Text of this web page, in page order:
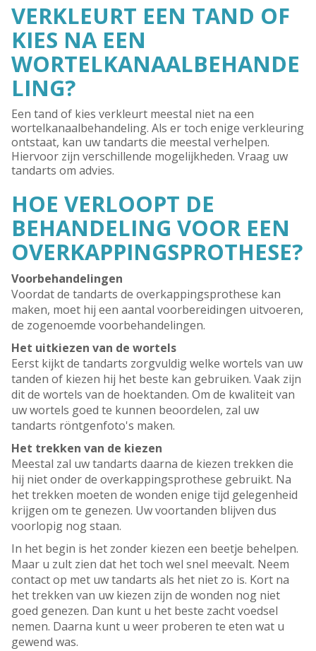
VERKLEURT EEN TAND OF
KIES NA EEN
WORTELKANAALBEHANDE
LING?
Een tand of kies verkleurt meestal niet na een
wortelkanaalbehandeling. Als er toch enige verkleuring
ontstaat, kan uw tandarts die meestal verhelpen.
Hiervoor zijn verschillende mogelijkheden. Vraag uw
tandarts om advies.
HOE VERLOOPT DE
BEHANDELING VOOR EEN
OVERKAPPINGSPROTHESE?
Voorbehandelingen
Voordat de tandarts de overkappingsprothese kan
maken, moet hij een aantal voorbereidingen uitvoeren,
de zogenoemde voorbehandelingen.
Het uitkiezen van de wortels
Eerst kijkt de tandarts zorgvuldig welke wortels van uw
tanden of kiezen hij het beste kan gebruiken. Vaak zijn
dit de wortels van de hoektanden. Om de kwaliteit van
uw wortels goed te kunnen beoordelen, zal uw
tandarts röntgenfoto's maken.
Het trekken van de kiezen
Meestal zal uw tandarts daarna de kiezen trekken die
hij niet onder de overkappingsprothese gebruikt. Na
het trekken moeten de wonden enige tijd gelegenheid
krijgen om te genezen. Uw voortanden blijven dus
voorlopig nog staan.
In het begin is het zonder kiezen een beetje behelpen.
Maar u zult zien dat het toch wel snel meevalt. Neem
contact op met uw tandarts als het niet zo is. Kort na
het trekken van uw kiezen zijn de wonden nog niet
goed genezen. Dan kunt u het beste zacht voedsel
nemen. Daarna kunt u weer proberen te eten wat u
gewend was.